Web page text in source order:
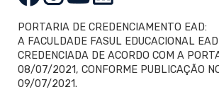
PORTARIA DE CREDENCIAMENTO EAD:
A FACULDADE FASUL EDUCACIONAL EAD
CREDENCIADA DE ACORDO COM A
08/07/2021, CONFORME PUBLICAÇÃO
09/07/2021.